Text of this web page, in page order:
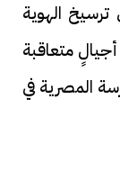
الهوية
أجيالٍ متعاقبة
المصرية في